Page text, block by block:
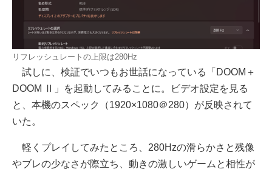
リフレッシュレートの上限は280Hz
試しに、検証でいつもお世話になっている「DOOM＋
DOOM Ⅱ」を起動してみることに。ビデオ設定を見る
と、本機のスペック（1920×1080＠280）が反映されて
いた。
軽くプレイしてみたところ、280Hzの滑らかさと残像
やブレの少なさが際立ち、動きの激しいゲームと相性が